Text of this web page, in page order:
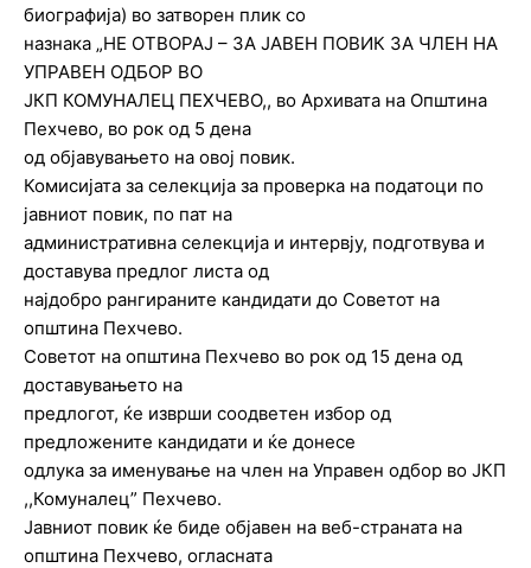
биографија) во затворен плик со
назнака „НЕ ОТВОРАЈ – ЗА ЈАВЕН ПОВИК ЗА ЧЛЕН НА
УПРАВЕН ОДБОР ВО
ЈКП КОМУНАЛЕЦ ПЕХЧЕВО,, во Архивата на Општина
Пехчево, во рок од 5 дена
од објавувањето на овој повик.
Комисијата за селекција за проверка на податоци по
јавниот повик, по пат на
административна селекција и интервју, подготвува и
доставува предлог листа од
најдобро рангираните кандидати до Советот на
општина Пехчево.
Советот на општина Пехчево во рок од 15 дена од
доставувањето на
предлогот, ќе изврши соодветен избор од
предложените кандидати и ќе донесе
одлука за именување на член на Управен одбор во ЈКП
,,Комуналец” Пехчево.
Јавниот повик ќе биде објавен на веб-страната на
општина Пехчево, огласната